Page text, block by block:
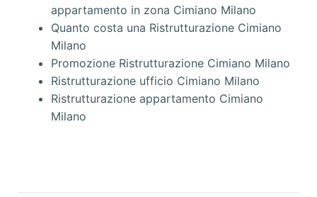
appartamento in zona Cimiano Milano
Quanto costa una Ristrutturazione Cimiano
Milano
Promozione Ristrutturazione Cimiano Milano
Ristrutturazione ufficio Cimiano Milano
Ristrutturazione appartamento Cimiano
Milano